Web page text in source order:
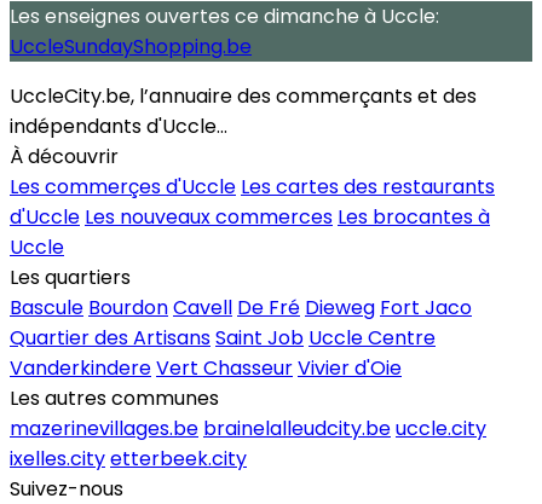
Les enseignes ouvertes ce dimanche à Uccle:
UccleSundayShopping.be
UccleCity.be, l’annuaire des commerçants et des
indépendants d'Uccle...
À découvrir
Les commerçes d'Uccle Les cartes des restaurants
d'Uccle Les nouveaux commerces Les brocantes à
Uccle
Les quartiers
Bascule BourdonCavell De Fré Dieweg Fort Jaco
Quartier des ArtisansSaint Job Uccle Centre
VanderkindereVert ChasseurVivier d'Oie
Les autres communes
mazerinevillages.be brainelalleudcity.beuccle.city
ixelles.cityetterbeek.city
Suivez-nous